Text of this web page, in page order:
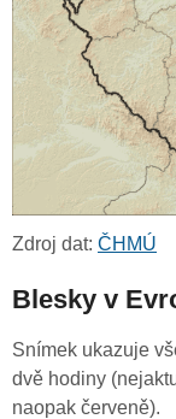
Zdroj dat: ČHMÚ
Blesky v
Snímek ukazuje
dvě hodiny
naopak červeně).